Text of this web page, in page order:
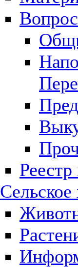
Сельское